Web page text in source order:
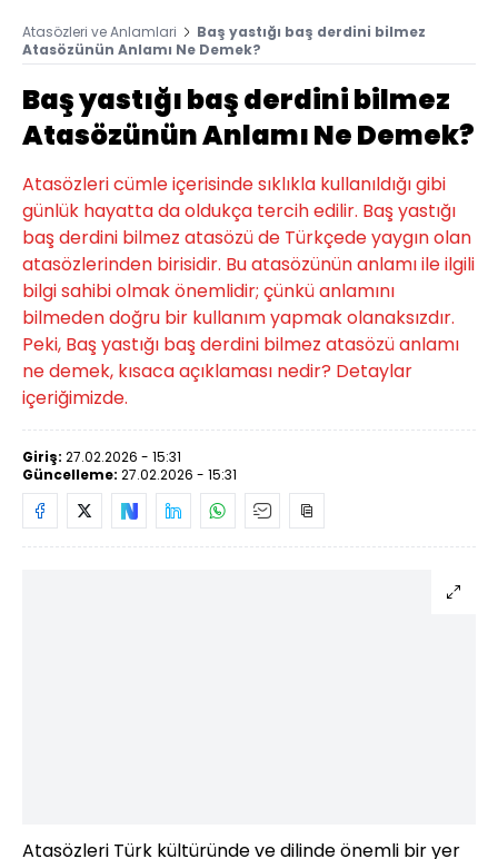
Atasözleri ve Anlamlari
Baş yastığı baş derdini bilmez
Atasözünün Anlamı Ne Demek?
Baş yastığı baş derdini bilmez
Atasözünün Anlamı Ne Demek?
Atasözleri cümle içerisinde sıklıkla kullanıldığı gibi
günlük hayatta da oldukça tercih edilir. Baş yastığı
baş derdini bilmez atasözü de Türkçede yaygın olan
atasözlerinden birisidir. Bu atasözünün anlamı ile ilgili
bilgi sahibi olmak önemlidir; çünkü anlamını
bilmeden doğru bir kullanım yapmak olanaksızdır.
Peki, Baş yastığı baş derdini bilmez atasözü anlamı
ne demek, kısaca açıklaması nedir? Detaylar
içeriğimizde.
Giriş: 27.02.2026 - 15:31
Güncelleme: 27.02.2026 - 15:31
Atasözleri Türk kültüründe ve dilinde önemli bir yer